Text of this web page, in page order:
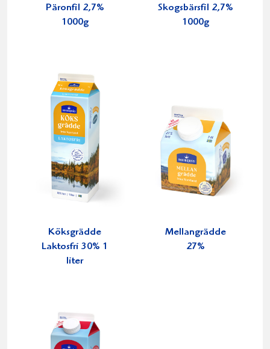
Päronfil 2,7%
1000g
Skogsbärsfil 2,7%
1000g
Köksgrädde
Laktosfri 30% 1
liter
Mellangrädde
27%